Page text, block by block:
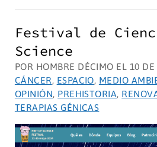
bacterias
Festival de
Science
POR HOMBRE DÉCIMO EL 10
CÁNCER, ESPACIO, MEDIO
OPINIÓN, PREHISTORIA,
TERAPIAS GÉNICAS